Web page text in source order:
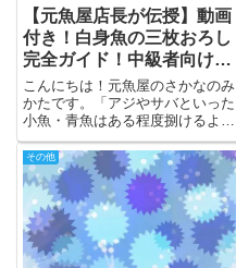
【元魚屋店長が伝授】動画
付き！白身魚の三枚おろし
完全ガイド！中級者向けに
骨に身を残さないプロの技
こんにちは！元魚屋のさかなのみ
かたです。「アジやサバといった
小魚・青魚はある程度捌けるよう
になった。でも、マダイやイサキ
のような少し大きめの白身魚にな
ると、急に骨に身がたくさん残っ
てボロボロになってしまう……」
「骨が硬くて捌きずらい、、」
そ...
その他